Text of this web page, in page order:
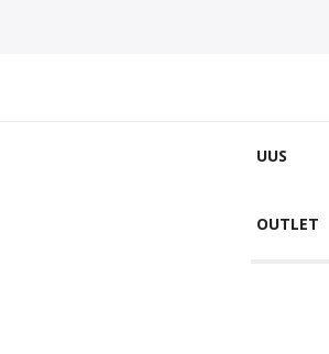
UUS
OUTLET